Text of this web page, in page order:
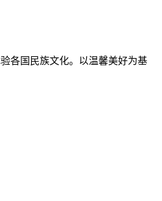
各国民族文化。以温馨美好为基